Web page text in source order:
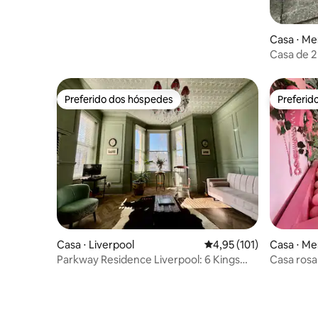
Casa ⋅
Casa de
Preferido dos hóspedes
Preferido dos hóspedes
Casa ⋅ Liverpool 4,95 de uma avaliação
4,95 (101)
Parkway Residence Liverpool: 6 Kings
Casa ⋅
Casa